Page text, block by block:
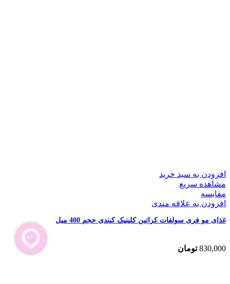
افزودن به سبد خرید
مشاهده سریع
مقایسه
افزودن به علاقه مندی
غذای مو فری سولفات کراتین کلینیک کیندی حجم 400 میل
830,000 تومان